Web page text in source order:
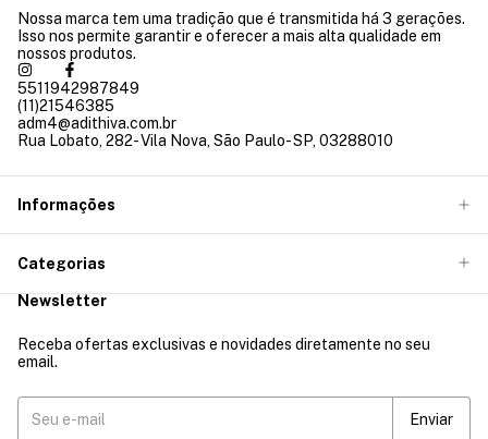
Nossa marca tem uma tradição que é transmitida há 3 gerações.
Isso nos permite garantir e oferecer a mais alta qualidade em
nossos produtos.
5511942987849
(11)21546385
adm4@adithiva.com.br
Rua Lobato, 282- Vila Nova, São Paulo- SP, 03288010
Informações
Categorias
Newsletter
Receba ofertas exclusivas e novidades diretamente no seu
email.